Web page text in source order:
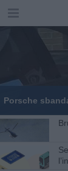
Porsche